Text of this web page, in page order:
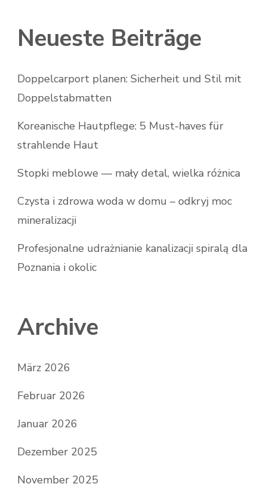
Neueste Beiträge
Doppelcarport planen: Sicherheit und Stil mit
Doppelstabmatten
Koreanische Hautpflege: 5 Must-haves für
strahlende Haut
Stopki meblowe — mały detal, wielka różnica
Czysta i zdrowa woda w domu – odkryj moc
mineralizacji
Profesjonalne udrażnianie kanalizacji spiralą dla
Poznania i okolic
Archive
März 2026
Februar 2026
Januar 2026
Dezember 2025
November 2025